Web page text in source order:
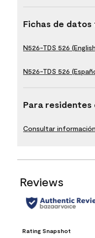
Fichas de
N526-TDS 526
N526-TDS 526
Para
Consultar
Reviews
Rating Snapshot